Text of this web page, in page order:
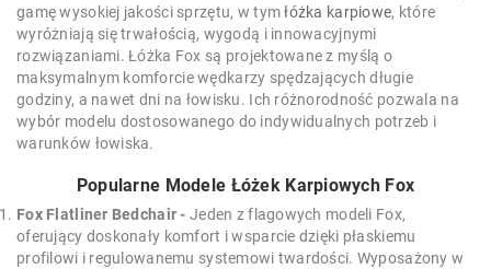
gamę wysokiej jakości sprzętu, w tymłóżka karpiowe, które
wyróżniają się trwałością, wygodą i innowacyjnymi
rozwiązaniami. Łóżka Fox są projektowane z myślą o
maksymalnym komforcie wędkarzy spędzających długie
godziny, a nawet dni na łowisku. Ich różnorodność pozwala na
wybór modelu dostosowanego do indywidualnych potrzeb i
warunków łowiska.
Popularne Modele Łóżek Karpiowych Fox
Fox Flatliner Bedchair - Jeden z flagowych modeli Fox,
oferujący doskonały komfort i wsparcie dzięki płaskiemu
profilowi i regulowanemu systemowi twardości. Wyposażony w